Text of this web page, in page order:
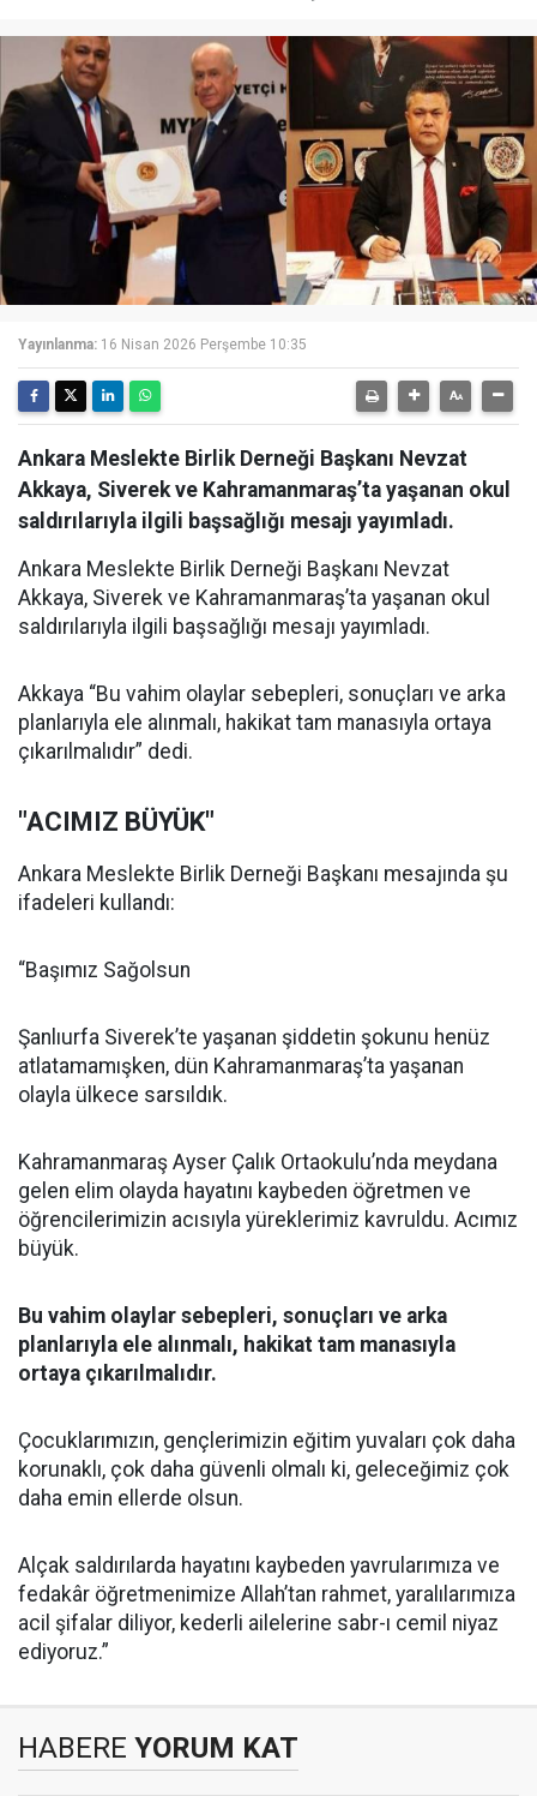
Yayınlanma: 16 Nisan 2026 Perşembe 10:35
Ankara Meslekte Birlik Derneği Başkanı Nevzat
Akkaya, Siverek ve Kahramanmaraş’ta yaşanan okul
saldırılarıyla ilgili başsağlığı mesajı yayımladı.
Ankara Meslekte Birlik Derneği Başkanı Nevzat
Akkaya, Siverek ve Kahramanmaraş’ta yaşanan okul
saldırılarıyla ilgili başsağlığı mesajı yayımladı.
Akkaya “Bu vahim olaylar sebepleri, sonuçları ve arka
planlarıyla ele alınmalı, hakikat tam manasıyla ortaya
çıkarılmalıdır” dedi.
"ACIMIZ BÜYÜK"
Ankara Meslekte Birlik Derneği Başkanı mesajında şu
ifadeleri kullandı:
“Başımız Sağolsun
Şanlıurfa Siverek’te yaşanan şiddetin şokunu henüz
atlatamamışken, dün Kahramanmaraş’ta yaşanan
olayla ülkece sarsıldık.
Kahramanmaraş Ayser Çalık Ortaokulu’nda meydana
gelen elim olayda hayatını kaybeden öğretmen ve
öğrencilerimizin acısıyla yüreklerimiz kavruldu. Acımız
büyük.
Bu vahim olaylar sebepleri, sonuçları ve arka
planlarıyla ele alınmalı, hakikat tam manasıyla
ortaya çıkarılmalıdır.
Çocuklarımızın, gençlerimizin eğitim yuvaları çok daha
korunaklı, çok daha güvenli olmalı ki, geleceğimiz çok
daha emin ellerde olsun.
Alçak saldırılarda hayatını kaybeden yavrularımıza ve
fedakâr öğretmenimize Allah’tan rahmet, yaralılarımıza
acil şifalar diliyor, kederli ailelerine sabr-ı cemil niyaz
ediyoruz.”
HABERE YORUM KAT